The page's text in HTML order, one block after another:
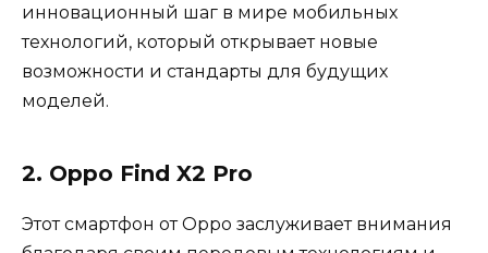
инновационный шаг в мире мобильных
технологий, который открывает новые
возможности и стандарты для будущих
моделей.
2. Oppo Find X2 Pro
Этот смартфон от Oppo заслуживает внимания